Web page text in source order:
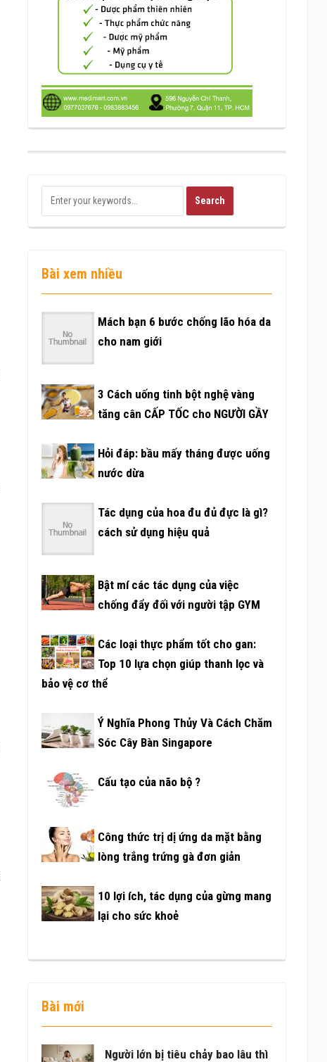
Bài xem nhiều
Mách bạn 6 bước chống lão hóa da
cho nam giới
3 Cách uống tinh bột nghệ vàng
tăng cân CẤP TỐC cho NGƯỜI GẦY
Hỏi đáp: bầu mấy tháng được uống
nước dừa
Tác dụng của hoa đu đủ đực là gì?
cách sử dụng hiệu quả
Bật mí các tác dụng của việc
chống đẩy đối với người tập GYM
Các loại thực phẩm tốt cho gan:
Top 10 lựa chọn giúp thanh lọc và
bảo vệ cơ thể
Ý Nghĩa Phong Thủy Và Cách Chăm
Sóc Cây Bàn Singapore
Cấu tạo của não bộ ?
Công thức trị dị ứng da mặt bằng
lòng trắng trứng gà đơn giản
10 lợi ích, tác dụng của gừng mang
lại cho sức khoẻ
Bài mới
Người lớn bị tiêu chảy bao lâu thì